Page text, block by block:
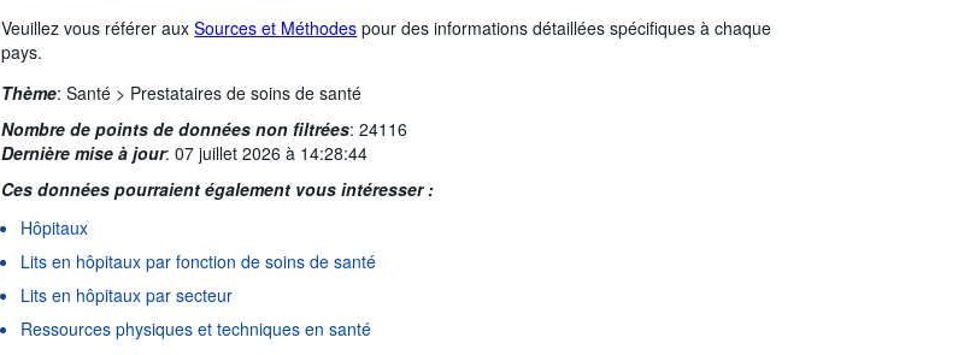
Veuillez vous référer auxSources et Méthodes pour des informations détaillées spécifiques à chaque
pays.
Thème:Santé > Prestataires de soins de santé
Nombre de points de données non filtrées:24116
Dernière mise à jour:07 juillet 2026 à 14:28:44
Ces données pourraient également vous intéresser :
Hôpitaux
Lits en hôpitaux par fonction de soins de santé
Lits en hôpitaux par secteur
Ressources physiques et techniques en santé